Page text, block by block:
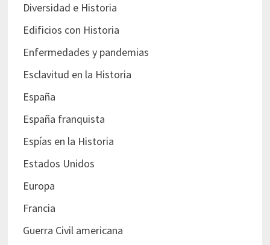
Diversidad e Historia
Edificios con Historia
Enfermedades y pandemias
Esclavitud en la Historia
España
España franquista
Espías en la Historia
Estados Unidos
Europa
Francia
Guerra Civil americana